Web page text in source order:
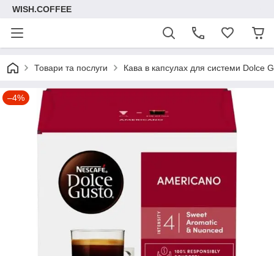
WISH.COFFEE
Товари та послуги Кава в капсулах для системи Dolce
–4%